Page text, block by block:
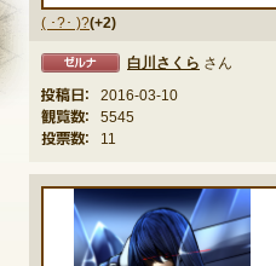
NEXON ID登録
ゲームダウンロード
( ･?･ )?(+2)
白川さくら さん
投稿日：
2016-03-10
観覧数：
5545
投票数：
11
ミストラル